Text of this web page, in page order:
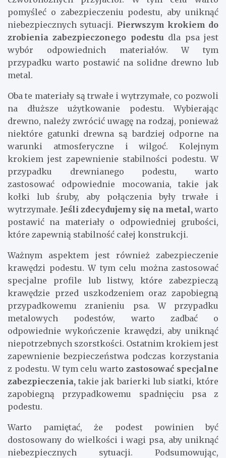
pomyśleć o zabezpieczeniu podestu, aby uniknąć
niebezpiecznych sytuacji. Pierwszym krokiem do
zrobienia zabezpieczonego podestudla psa jest
wybór odpowiednich materiałów. W tym
przypadku warto postawić na solidne drewno lub
metal.
Oba te materiały są trwałe i wytrzymałe, co pozwoli
na dłuższe użytkowanie podestu. Wybierając
drewno, należy zwrócić uwagę na rodzaj, ponieważ
niektóre gatunki drewna są bardziej odporne na
warunki atmosferyczne i wilgoć. Kolejnym
krokiem jest zapewnienie stabilności podestu. W
przypadku drewnianego podestu, warto
zastosować odpowiednie mocowania, takie jak
kołki lub śruby, aby połączenia były trwałe i
wytrzymałe. Jeśli zdecydujemy się na metal, warto
postawić na materiały o odpowiedniej grubości,
które zapewnią stabilność całej konstrukcji.
Ważnym aspektem jest również zabezpieczenie
krawędzi podestu. W tym celu można zastosować
specjalne profile lub listwy, które zabezpieczą
krawędzie przed uszkodzeniem oraz zapobiegną
przypadkowemu zranieniu psa. W przypadku
metalowych podestów, warto zadbać o
odpowiednie wykończenie krawędzi, aby uniknąć
niepotrzebnych szorstkości. Ostatnim krokiem jest
zapewnienie bezpieczeństwa podczas korzystania
z podestu. W tym celu warto zastosować specjalne
zabezpieczenia, takie jak barierki lub siatki, które
zapobiegną przypadkowemu spadnięciu psa z
podestu.
Warto pamiętać, że podest powinien być
dostosowany do wielkości i wagi psa, aby uniknąć
niebezpiecznych sytuacji. Podsumowując,